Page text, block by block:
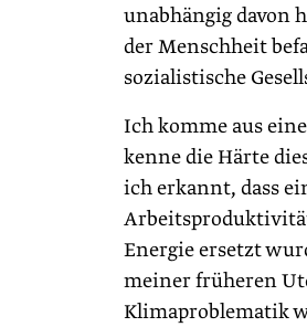
unabhängig davon
der Menschheit
sozialistische
Ich komme aus
kenne die Härte
ich erkannt, dass
Energie ersetzt
meiner früheren
Klimaproblematik